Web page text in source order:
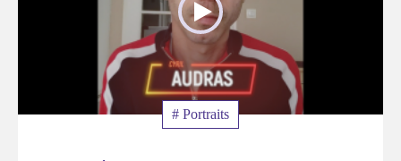
Thématique
# Portraits